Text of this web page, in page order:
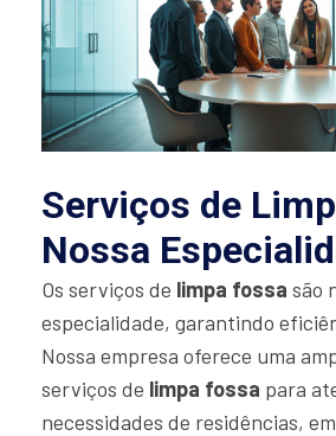
Serviços de
Nossa
Os serviços de limpa fossa são
especialidade, garantindo
Nossa empresa oferece uma
serviços de limpa fossa para
necessidades de residências,